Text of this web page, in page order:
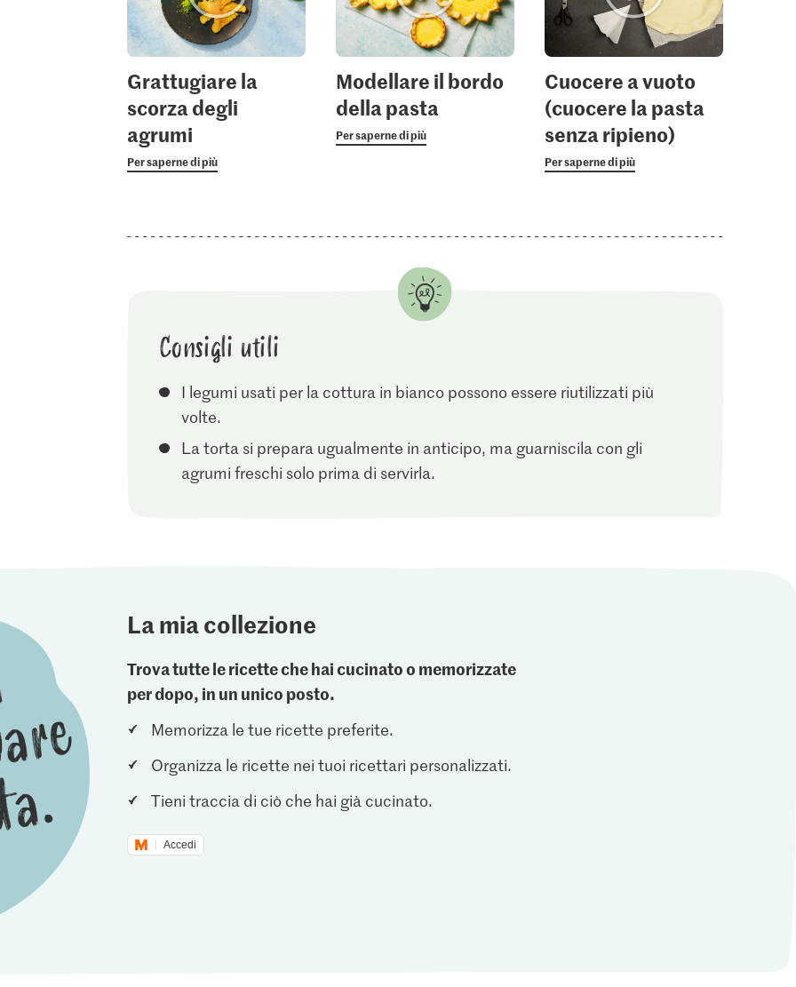
Grattugiare la
scorza degli
agrumi
Per saperne di più
Modellare il bordo
della pasta
Per saperne di più
Cuocere a vuoto
(cuocere la pasta
senza ripieno)
Per saperne di più
Consigli utili
I legumi usati per la cottura in bianco possono essere riutilizzati più
volte.
La torta si prepara ugualmente in anticipo, ma guarniscila con gli
agrumi freschi solo prima di servirla.
La mia collezione
Trova tutte le ricette che hai cucinato o memorizzate
per dopo, in un unico posto.
Memorizza le tue ricette preferite.
Organizza le ricette nei tuoi ricettari personalizzati.
Tieni traccia di ciò che hai già cucinato.
Accedi